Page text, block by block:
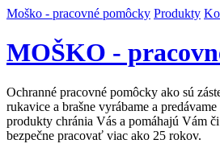
Moško - pracovné pomôcky Produkty
MOŠKO -
Ochranné pracovné pomôcky ako sú
rukavice a brašne vyrábame a
produkty chránia Vás a pomáhajú Vám
bezpečne pracovať viac ako 25 rokov.